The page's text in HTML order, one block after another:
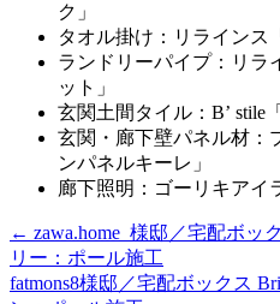
ク」
タオル掛け：リラインス
ランドリーパイプ：リラ
ット」
玄関土間タイル：Bʼ
玄関・廊下壁パネル材：
ンパネルキーレ」
廊下照明：ゴーリキアイ
← zawa.home_様邸／宅配ボッ
リー：ポール施工
fatmons8様邸／宅配ボックス